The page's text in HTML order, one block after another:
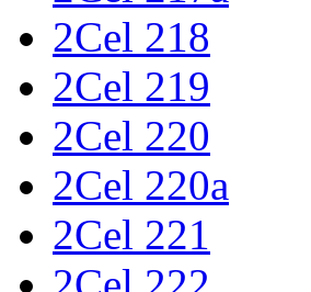
2Cel 218
2Cel 219
2Cel 220
2Cel 220a
2Cel 221